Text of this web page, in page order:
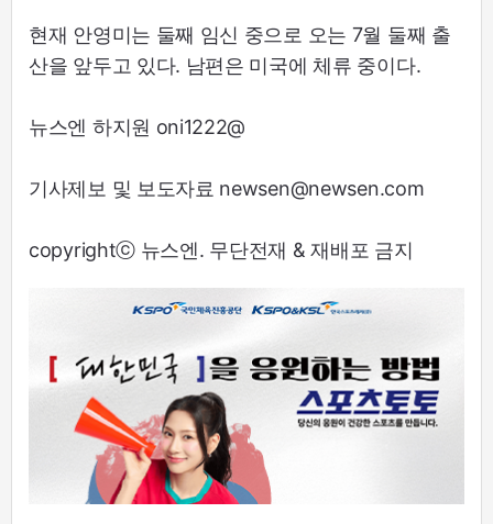
현재 안영미는 둘째 임신 중으로 오는 7월 둘째 출
산을 앞두고 있다. 남편은 미국에 체류 중이다.
뉴스엔 하지원 oni1222@
기사제보 및 보도자료 newsen@newsen.com
copyrightⓒ 뉴스엔. 무단전재 & 재배포 금지